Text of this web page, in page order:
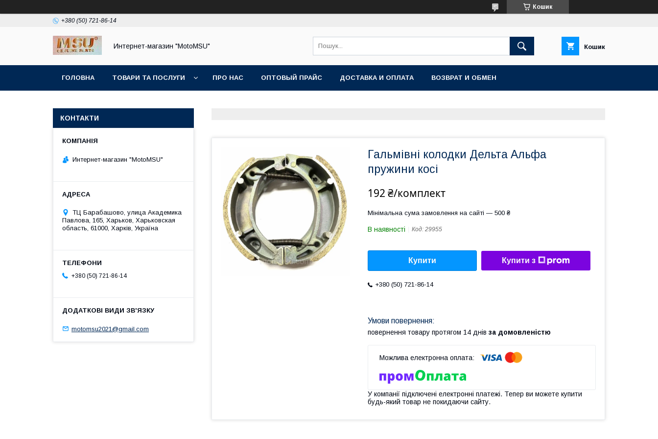
Кошик
+380 (50) 721-86-14
Интернет-магазин "MotoMSU" Кошик
ГОЛОВНА ТОВАРИ ТА ПОСЛУГИ ПРО НАС ОПТОВЫЙ ПРАЙС ДОСТАВКА И ОПЛАТА ВОЗВРАТ И ОБМЕН
Гальмівні колодки Дельта Альфа
пружини косі
192 ₴/комплект
Мінімальна сума замовлення на сайті — 500 ₴
В наявності Код: 29955
Купити Купити з
+380 (50) 721-86-14
повернення товару протягом 14 днів за домовленістю
У компанії підключені електронні платежі. Тепер ви можете купити
будь-який товар не покидаючи сайту.
КОНТАКТИ
Интернет-магазин "MotoMSU"
ТЦ Барабашово, улица Академика
Павлова, 165, Харьков, Харьковская
область, 61000, Харків, Україна
+380 (50) 721-86-14
motomsu2021@gmail.com